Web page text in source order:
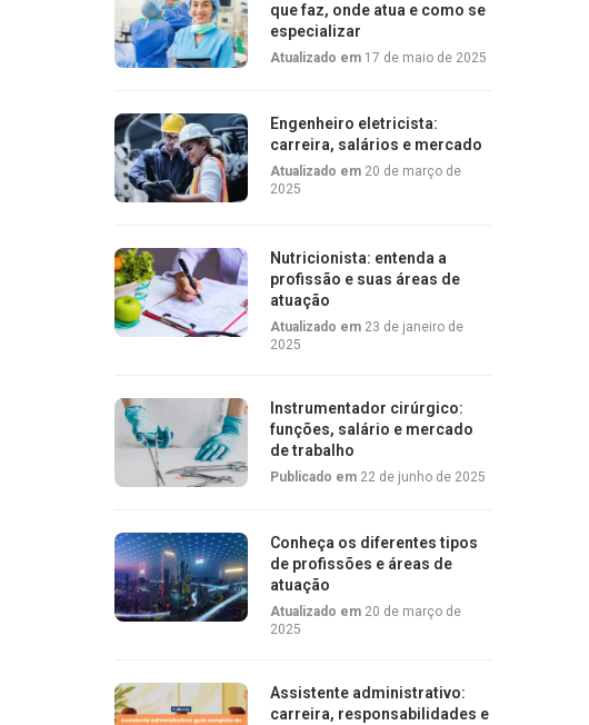
que faz, onde atua e como se
especializar
Atualizado em 17 de maio de 2025
Engenheiro eletricista:
carreira, salários e mercado
Atualizado em 20 de março de
2025
Nutricionista: entenda a
profissão e suas áreas de
atuação
Atualizado em 23 de janeiro de
2025
Instrumentador cirúrgico:
funções, salário e mercado
de trabalho
Publicado em 22 de junho de 2025
Conheça os diferentes tipos
de profissões e áreas de
atuação
Atualizado em 20 de março de
2025
Assistente administrativo:
carreira, responsabilidades e